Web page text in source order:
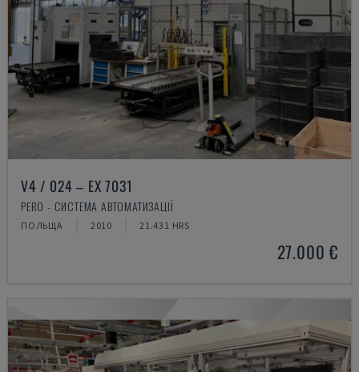
V4 / 024 – EX 7031
PERO - СИСТЕМА АВТОМАТИЗАЦІЇ
ПОЛЬЩА 2010 21.431 HRS
27.000 €